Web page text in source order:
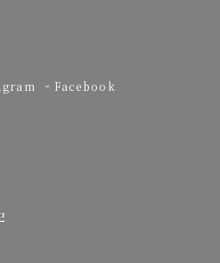
Facebook